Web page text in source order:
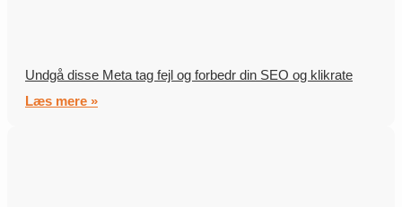
Undgå disse Meta tag fejl og forbedr din SEO og klikrate
Læs mere »